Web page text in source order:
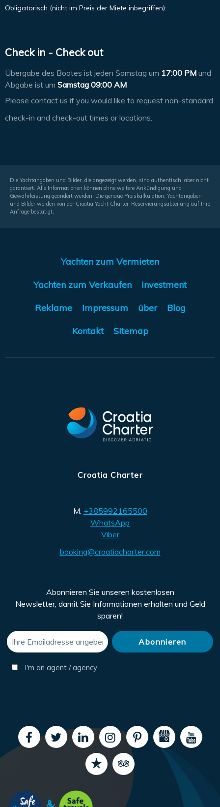
Obligatorisch (nicht im Preis der Miete inbegriffen):.
Check in - Check out
Übergabe des Bootes ist jeden Samstag um 17:00 PM und
Abgabe ist um Samstag 09:00 AM
Please contact us if you would like to request non-standard
check-in and check-out times or locations.
Die Yachtangaben und Bilder, die angezeigt werden, sind authentisch, aber nicht
garantiert. Alle Informationen können ohne weitere Ankündigung und
Gewährleistung geändert werden. Die genaue Preiskalkulation, Yachtangaben
und Bilder werden von der Croatia Yacht Charter-Reservierungsabteilung auf Ihre
Anfrage bestätigt.
Yachten zum Vermieten
Yachten zum Verkaufen Investment
Reklame Impressum über Blog
Kontakt Sitemap
Croatia Charter
M: +385992165500
WhatsApp
Viber
booking@croatiacharter.com
Abonnieren Sie unseren kostenlosen
Newsletter, damit Sie Informationen erhalten und Geld
sparen!
I'm an agent / agency